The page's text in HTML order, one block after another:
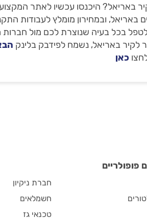
היכנסו עכשיו לאתר
ובמחירון מומלץ לעבודות
לטפל בכל בעיה שנוצרת לכם מול
באריאל, נשמח לפידבק בלינק
כאן
פופולריים
חברת ניקיון
חשמלאים
טכנאי גז